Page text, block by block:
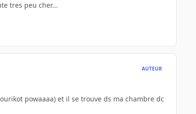
tres peu cher...
AUTEUR
powaaaa) et il se trouve ds ma chambre dc